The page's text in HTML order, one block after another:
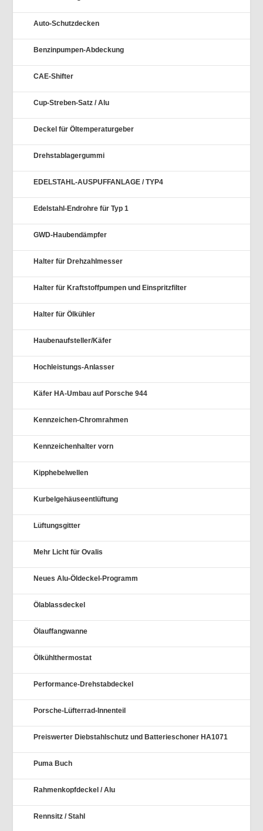
Auto-Schutzdecken
Benzinpumpen-Abdeckung
CAE-Shifter
Cup-Streben-Satz / Alu
Deckel für Öltemperaturgeber
Drehstablagergummi
EDELSTAHL-AUSPUFFANLAGE / TYP4
Edelstahl-Endrohre für Typ 1
GWD-Haubendämpfer
Halter für Drehzahlmesser
Halter für Kraftstoffpumpen und Einspritzfilter
Halter für Ölkühler
Haubenaufsteller/Käfer
Hochleistungs-Anlasser
Käfer HA-Umbau auf Porsche 944
Kennzeichen-Chromrahmen
Kennzeichenhalter vorn
Kipphebelwellen
Kurbelgehäuseentlüftung
Lüftungsgitter
Mehr Licht für Ovalis
Neues Alu-Öldeckel-Programm
Ölablassdeckel
Ölauffangwanne
Ölkühlthermostat
Performance-Drehstabdeckel
Porsche-Lüfterrad-Innenteil
Preiswerter Diebstahlschutz und Batterieschoner HA1071
Puma Buch
Rahmenkopfdeckel / Alu
Rennsitz / Stahl